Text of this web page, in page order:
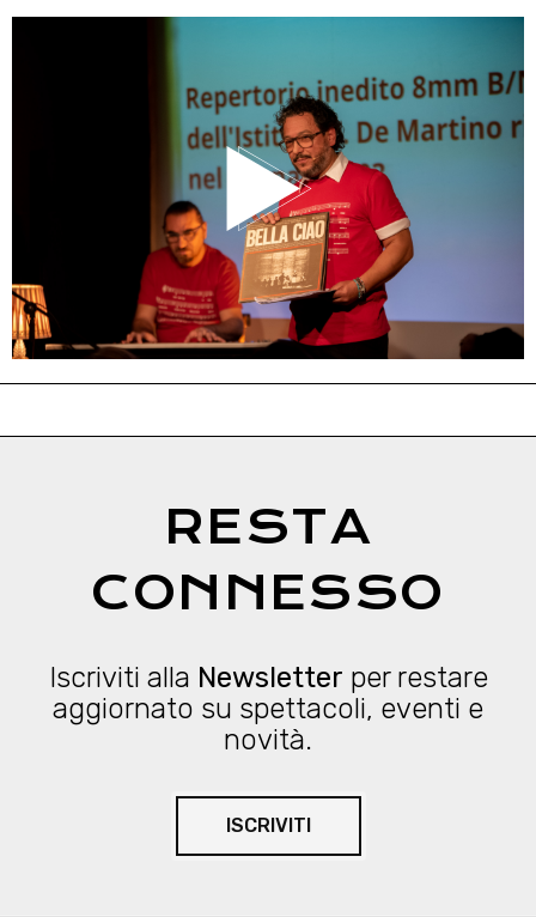
RESTA
CONNESSO
Iscriviti alla Newsletter per restare
aggiornato su spettacoli, eventi e
novità.
ISCRIVITI